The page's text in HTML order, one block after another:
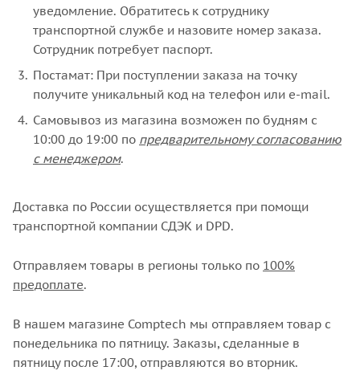
уведомление. Обратитесь к сотруднику
транспортной службе и назовите номер заказа.
Сотрудник потребует паспорт.
Постамат: При поступлении заказа на точку
получите уникальный код на телефон или e-mail.
Самовывоз из магазина возможен по будням с
10:00 до 19:00 по предварительному согласованию
с менеджером.
Доставка по России осуществляется при помощи
транспортной компании СДЭК и DPD.
Отправляем товары в регионы только по 100%
предоплате.
В нашем магазине Comptech мы отправляем товар с
понедельника по пятницу. Заказы, сделанные в
пятницу после 17:00, отправляются во вторник.